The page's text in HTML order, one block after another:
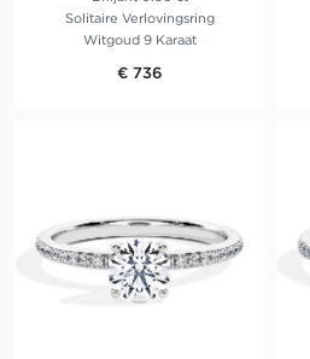
Solitaire Verlovingsring
Witgoud 9 Karaat
€ 736